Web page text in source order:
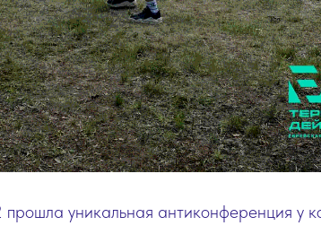
уникальная антиконференция у